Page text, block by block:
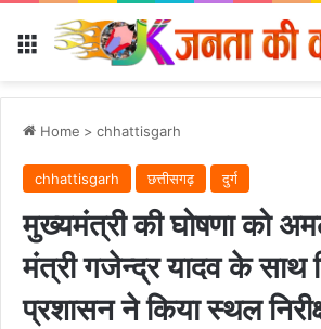
Menu
Home > chhattisgarh
chhattisgarh छत्तीसगढ़ दुर्ग
मुख्यमंत्री की घोषणा को
मंत्री गजेन्द्र यादव के साथ
प्रशासन ने किया स्थल